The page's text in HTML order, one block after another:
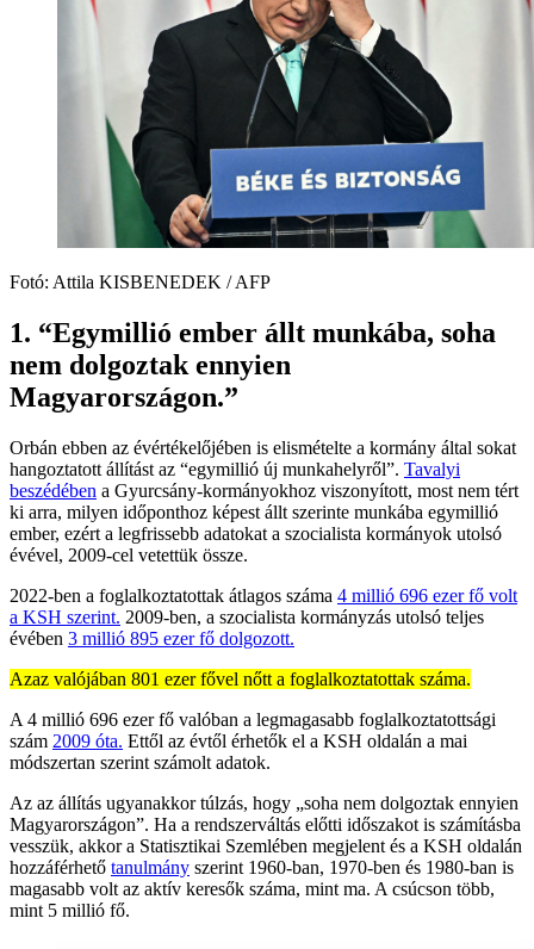
Fotó: Attila KISBENEDEK / AFP
1. “Egymillió ember állt munkába, soha
nem dolgoztak ennyien
Magyarországon.”
Orbán ebben az évértékelőjében is elismételte a kormány által sokat
hangoztatott állítást az “egymillió új munkahelyről”. Tavalyi
beszédében a Gyurcsány-kormányokhoz viszonyított, most nem tért
ki arra, milyen időponthoz képest állt szerinte munkába egymillió
ember, ezért a legfrissebb adatokat a szocialista kormányok utolsó
évével, 2009-cel vetettük össze.
2022-ben a foglalkoztatottak átlagos száma 4 millió 696 ezer fő volt
a KSH szerint. 2009-ben, a szocialista kormányzás utolsó teljes
évében 3 millió 895 ezer fő dolgozott.
Azaz valójában 801 ezer fővel nőtt a foglalkoztatottak száma.
A 4 millió 696 ezer fő valóban a legmagasabb foglalkoztatottsági
szám 2009 óta. Ettől az évtől érhetők el a KSH oldalán a mai
módszertan szerint számolt adatok.
Az az állítás ugyanakkor túlzás, hogy „soha nem dolgoztak ennyien
Magyarországon”. Ha a rendszerváltás előtti időszakot is számításba
vesszük, akkor a Statisztikai Szemlében megjelent és a KSH oldalán
hozzáférhető tanulmány szerint 1960-ban, 1970-ben és 1980-ban is
magasabb volt az aktív keresők száma, mint ma. A csúcson több,
mint 5 millió fő.